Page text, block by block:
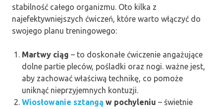
stabilność całego organizmu. Oto kilka z
najefektywniejszych ćwiczeń, które warto włączyć do
swojego planu treningowego:
Martwy ciąg – to doskonałe ćwiczenie angażujące
dolne partie pleców, pośladki oraz nogi. ważne jest,
aby zachować właściwą technikę, co pomoże
uniknąć nieprzyjemnych kontuzji.
Wiosłowanie sztangą w pochyleniu – świetnie